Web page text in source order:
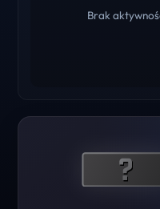
Brak